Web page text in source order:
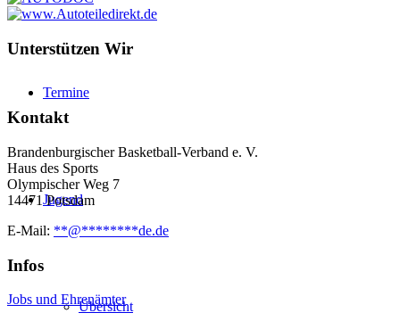
Termine
Jugend
Übersicht
Unterstützen Wir
Kontakt
Brandenburgischer Basketball-Verband e. V.
Haus des Sports
Olympischer Weg 7
14471 Potsdam
E-Mail: **@********de.de
Infos
Jobs und Ehrenämter